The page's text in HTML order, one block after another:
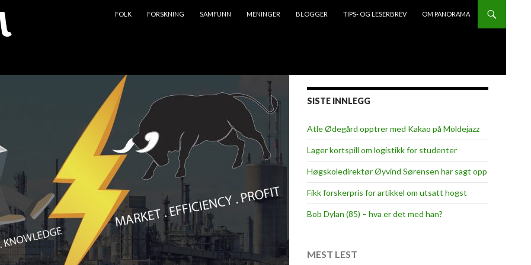
FOLK
FORSKNING SAMFUNN MENINGER BLOGGER TIPS- OG LESERBREV OM PANORAMA
SISTE INNLEGG
Atle Ødegård opptrer med Kakao på Moldejazz
Lager kortspill om logistikk for studenter
Høgskoledirektør Øyvind Sørensen har sagt opp
Fikk forskerpris for artikkel om utsatt hogst
Bob Dylan (85) – hva er det med han?
MEST LEST